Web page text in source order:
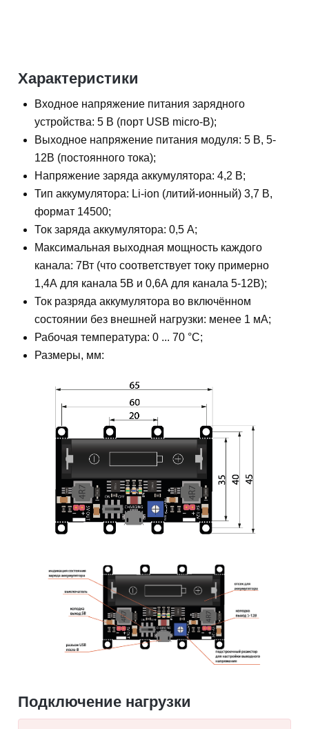
Характеристики
Входное напряжение питания зарядного
устройства: 5 В (порт USB micro-B);
Выходное напряжение питания модуля: 5 В, 5-
12В (постоянного тока);
Напряжение заряда аккумулятора: 4,2 В;
Тип аккумулятора: Li-ion (литий-ионный) 3,7 В,
формат 14500;
Ток заряда аккумулятора: 0,5 А;
Максимальная выходная мощность каждого
канала: 7Вт (что соответствует току примерно
1,4А для канала 5В и 0,6А для канала 5-12В);
Ток разряда аккумулятора во включённом
состоянии без внешней нагрузки: менее 1 мА;
Рабочая температура: 0 ... 70 °С;
Размеры, мм:
Подключение нагрузки